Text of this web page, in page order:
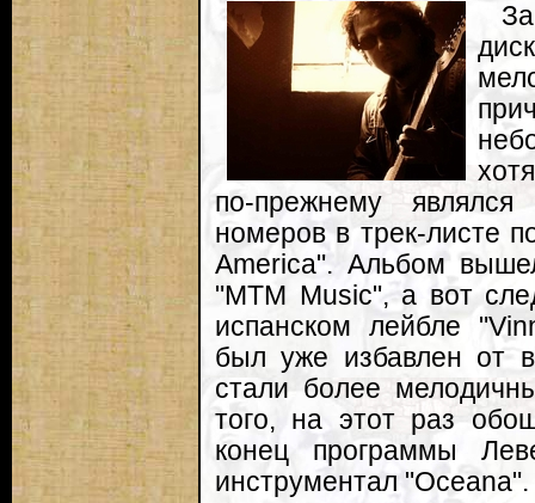
по-прежнему
номеров в трек-листе
America". Альбом
"MTM Music", а вот
испанском лейбле
был уже избавлен от
стали более
того, на этот раз
конец программы
инструментал "Oceana".